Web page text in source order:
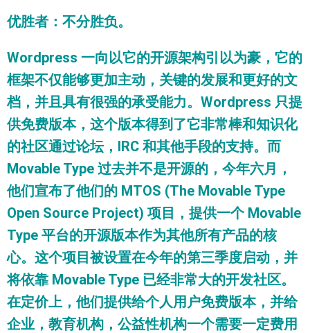
优胜者 ： 不分胜负。
Wordpress 一向以它的开源架构引以为豪，它的
框架不仅能够更加主动，关键的发展和更好的文
档，并且具有很强的承受能力。Wordpress 只提
供免费版本，这个版本得到了它非常棒和知识化
的社区通过论坛，IRC 和其他手段的支持。而
Movable Type 过去并不是开源的，今年六月，
他们宣布了他们的 MTOS (The Movable Type
Open Source Project) 项目，提供一个 Movable
Type 平台的开源版本作为其他所有产品的核
心。这个项目被设置在今年的第三季度启动，并
将依靠 Movable Type 已经非常大的开发社区。
在定价上，他们提供给个人用户免费版本，并给
企业，教育机构，公益性机构一个需要一定费用